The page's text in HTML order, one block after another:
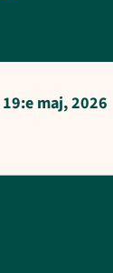
19:e maj, 2026